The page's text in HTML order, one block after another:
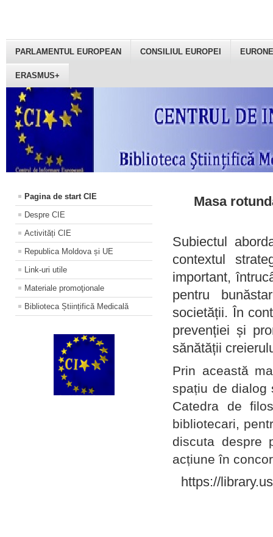
PARLAMENTUL EUROPEAN CONSILIUL EUROPEI
ERASMUS+
Pagina de start CIE
Despre CIE
Activități CIE
Republica Moldova și UE
Link-uri utile
Materiale promoţionale
Biblioteca Științifică Medicală
Masa
Subiectul
contextul
important,
pentru
societății. În
prevenției și
sănătății
Prin această
spațiu de dialog
Catedra de
bibliotecari,
discuta despre
acțiune în
https://